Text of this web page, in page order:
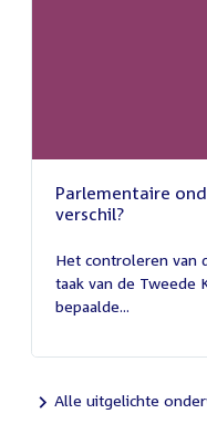
Parlementaire
verschil?
juli
2026
Het controleren van
taak van de Tweede
bepaalde...
Alle uitgelichte